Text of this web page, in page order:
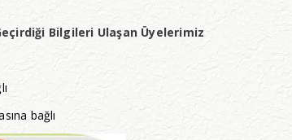
Bilgileri Ulaşan Üyelerimiz
bağlı